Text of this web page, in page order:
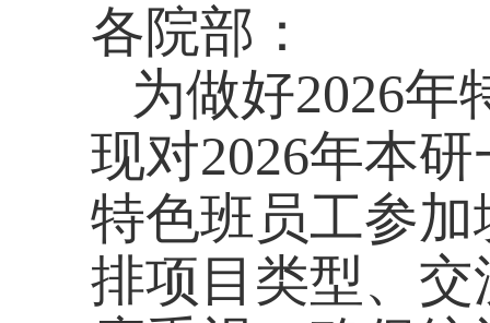
各院部：
为做好2026年
现对2026年本研
特色班员工参
排项目类型、